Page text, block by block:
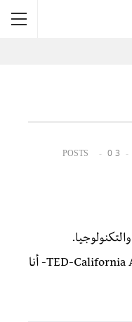
3 POSTS
0
مترجم لدى TED-California Academy Of Science- أنا